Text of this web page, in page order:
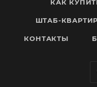
КАК
ШТАБ-
КОНТАКТЫ